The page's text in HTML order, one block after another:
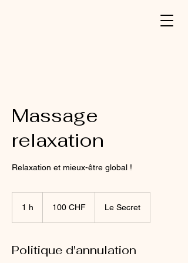
Massage
relaxation
Relaxation et mieux-être global !
1 h
suisses
100 CHF Le Secret
Politique d'annulation